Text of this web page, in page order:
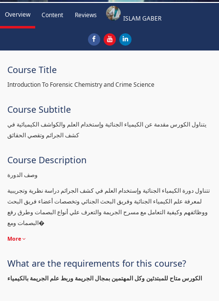
Overview Content Reviews ISLAM GABER
Course Title
Introduction To Forensic Chemistry and Crime Science
Course Subtitle
يتناول الكورس مقدمة عن الكيمياء الجنائية وإستخدام العلم والكواشف الكيميائية في
كشف الجرائم وتقصي الحقائق
Course Description
وصف الدورة
تتناول دورة الكيمياء الجنائية وإستخدام العلم في كشف الجرائم دراسة نظرية وتجريبية
لمعرفة علم الكيمياء الجنائية وفريق البحث الجنائي وتخصصات أعضاء فريق البحث
ووظائفهم وكيفية التعامل مع مسرح الجريمة والتعرف علي أنواع البصمات وطرق رفع
البصمات ومع�
More
What are the requirements for this course?
الكورس متاح للمبتدئين وكل المهتمين بمجال الجريمة وربط علم الجريمة بالكيمياء